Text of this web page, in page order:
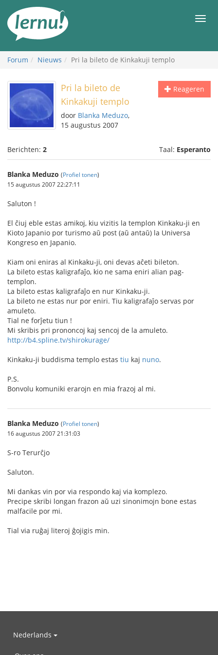
inhoud
Forum Nieuws Pri la bileto de Kinkakuji templo
Reageren
Pri la bileto de
Kinkakuji templo
door Blanka Meduzo,
15 augustus 2007
Berichten: 2 Taal: Esperanto
Blanka Meduzo (Profiel tonen)
15 augustus 2007 22:27:11
Saluton !
El ĉiuj eble estas amikoj, kiu vizitis la templon Kinkaku-ji en
Kioto Japanio por turismo aŭ post (aŭ antaŭ) la Universa
Kongreso en Japanio.
Kiam oni eniras al Kinkaku-ji, oni devas aĉeti bileton.
La bileto estas kaligrafaĵo, kio ne sama eniri alian pag-
templon.
La bileto estas kaligrafaĵo en nur Kinkaku-ji.
La bileto ne estas nur por eniri. Tiu kaligrafaĵo servas por
amuleto.
Tial ne forĵetu tiun !
Mi skribis pri prononcoj kaj sencoj de la amuleto.
http://b4.spline.tv/shirokurage/
Kinkaku-ji buddisma templo estas tiu kaj nuno.
P.S.
Bonvolu komuniki erarojn en mia frazoj al mi.
Blanka Meduzo (Profiel tonen)
16 augustus 2007 21:31:03
S-ro Terurĉjo
Saluton.
Mi dankas vin por via respondo kaj via komplezo.
Precipe skribi longan frazon aŭ uzi sinonimojn bone estas
malfacile por mi.
Tial via ruĝaj literoj ĝojigis min.
Nederlands